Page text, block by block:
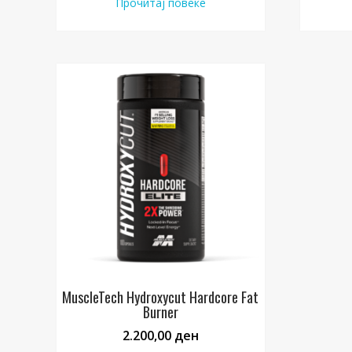
MuscleTech Hydroxycut Hardcore Fat
Burner
2.200,00 ден